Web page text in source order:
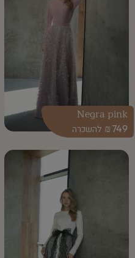
749
₪
Negra pink